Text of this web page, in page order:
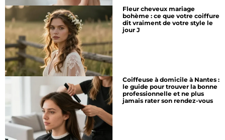
Fleur cheveux mariage
bohème : ce que votre coiffure
dit vraiment de votre style le
jour J
Coiffeuse à domicile à Nantes :
le guide pour trouver la bonne
professionnelle et ne plus
jamais rater son rendez-vous